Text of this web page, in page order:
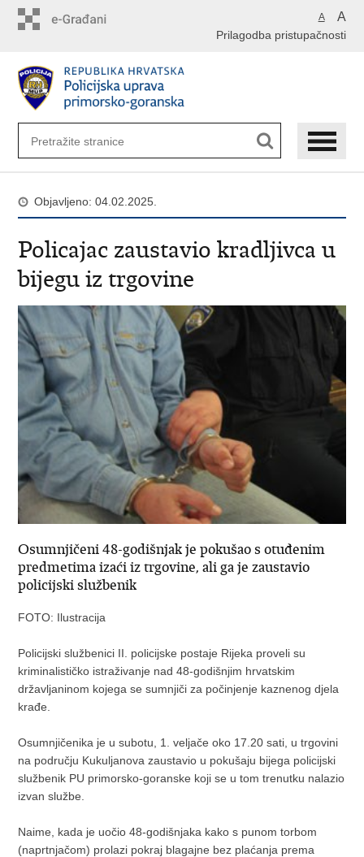
A A
Prilagodba pristupačnosti
Objavljeno: 04.02.2025.
​Policajac zaustavio kradljivca u
bijegu iz trgovine
Osumnjičeni 48-godišnjak je pokušao s otuđenim
predmetima izaći iz trgovine, ali ga je zaustavio
policijski službenik
FOTO: Ilustracija
Policijski službenici II. policijske postaje Rijeka proveli su
kriminalističko istraživanje nad 48-godišnjim hrvatskim
državljaninom kojega se sumnjiči za počinjenje kaznenog djela
krađe.
Osumnjičenika je u subotu, 1. veljače oko 17.20 sati, u trgovini
na području Kukuljanova zaustavio u pokušaju bijega policijski
službenik PU primorsko-goranske koji se u tom trenutku nalazio
izvan službe.
Naime, kada je uočio 48-godišnjaka kako s punom torbom
(naprtnjačom) prolazi pokraj blagajne bez plaćanja prema